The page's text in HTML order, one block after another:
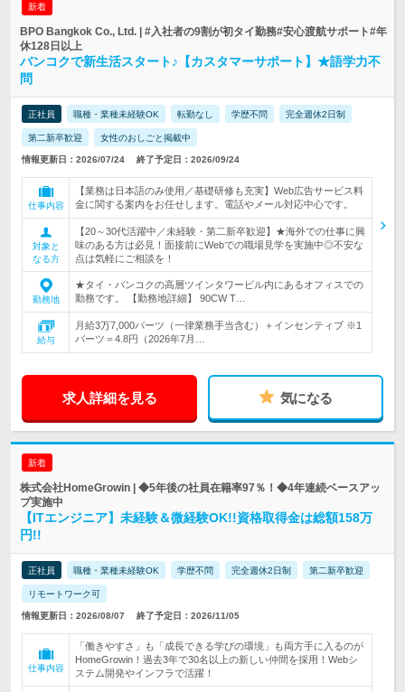
新着
BPO Bangkok Co., Ltd. | #入社者の9割が初タイ勤務#安心渡航サポート#年
休128日以上
バンコクで新生活スタート♪【カスタマーサポート】★語学力不
問
正社員 職種・業種未経験OK 転勤なし 学歴不問 完全週休2日制
第二新卒歓迎 女性のおしごと掲載中
情報更新日：2026/07/24 終了予定日：2026/09/24
仕事内容
【業務は日本語のみ使用／基礎研修も充実】Web広告サービス料
金に関する案内をお任せします。電話やメール対応中心です。
対象と
なる方
【20～30代活躍中／未経験・第二新卒歓迎】★海外での仕事に興
味のある方は必見！面接前にWebでの職場見学を実施中◎不安な
点は気軽にご相談を！
勤務地
★タイ・バンコクの高層ツインタワービル内にあるオフィスでの
勤務です。 【勤務地詳細】 90CW T…
給与
月給3万7,000バーツ（一律業務手当含む）＋インセンティブ ※1
バーツ＝4.8円（2026年7月…
求人詳細を見る 気になる
新着
株式会社HomeGrowin | ◆5年後の社員在籍率97％！◆4年連続ベースアッ
プ実施中
【ITエンジニア】未経験＆微経験OK!!資格取得金は総額158万
円!!
正社員 職種・業種未経験OK 学歴不問 完全週休2日制 第二新卒歓迎
リモートワーク可
情報更新日：2026/08/07 終了予定日：2026/11/05
仕事内容
「働きやすさ」も「成長できる学びの環境」も両方手に入るのが
HomeGrowin！過去3年で30名以上の新しい仲間を採用！Webシ
ステム開発やインフラで活躍！